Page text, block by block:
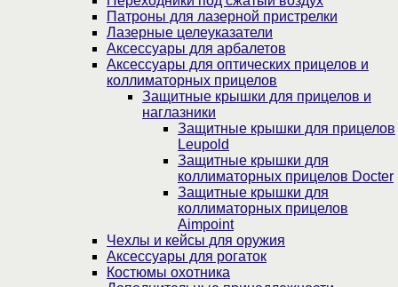
Патроны для лазерной пристрелки
Лазерные целеуказатели
Аксессуары для арбалетов
Аксессуары для оптических прицелов и
коллиматорных прицелов
Защитные крышки для прицелов и
наглазники
Защитные крышки для прицелов
Leupold
Защитные крышки для
коллиматорных прицелов Docter
Защитные крышки для
коллиматорных прицелов
Aimpoint
Чехлы и кейсы для оружия
Аксессуары для рогаток
Костюмы охотника